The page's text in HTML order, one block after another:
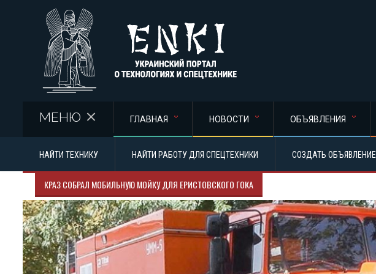
МЕНЮ ГЛАВНАЯ НОВОСТИ ОБЪЯВЛЕНИЯ
НАЙТИ ТЕХНИКУ НАЙТИ РАБОТУ ДЛЯ СПЕЦТЕХНИКИ СОЗДАТЬ ОБЪЯВЛЕНИЕ
КРАЗ СОБРАЛ МОБИЛЬНУЮ МОЙКУ ДЛЯ ЕРИСТОВСКОГО ГОКА